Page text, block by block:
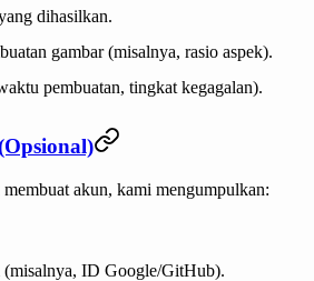
dihasilkan.
gambar (misalnya, rasio aspek).
pembuatan, tingkat kegagalan).
akun, kami mengumpulkan:
(misalnya, ID Google/GitHub).